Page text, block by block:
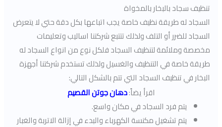
تنظيف سجاد بالبخار بالمخواة
السجاد له طريقة نظيف خاصة يجب اتباعها بكل دقة حتي لا يتعرض
السجاد للضرر أو التلف ولذلك تتتبع شركتنا اساليب وتعليمات
مخصصة وملائمة لتنظيف السجاد فلكل نوع من انواع السجاد له
طريقة خاصة في التنظيف والغسيل ولذلك تستخدم شركتنا أجهزة
البخار في تنظيف السجاد التي تتم بالشكل التالي:
اقرأ يضاً:دهان جوتن القصيم
يتم فرد السجاد في مكان واسع.
يتم تشغيل مكنسة الكهرباء والبدء في إزالة الاتربة والغبار